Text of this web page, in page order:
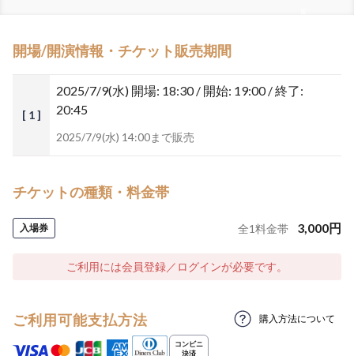
開場/開演情報・チケット販売期間
[ 1 ]
2025/7/9(水) 開場: 18:30 / 開始: 19:00 / 終了:
20:45
2025/7/9(水) 14:00まで販売
チケットの種類・料金帯
入場券 全1料金帯 3,000円
ご利用には会員登録／ログインが必要です。
ご利用可能支払方法 購入方法について